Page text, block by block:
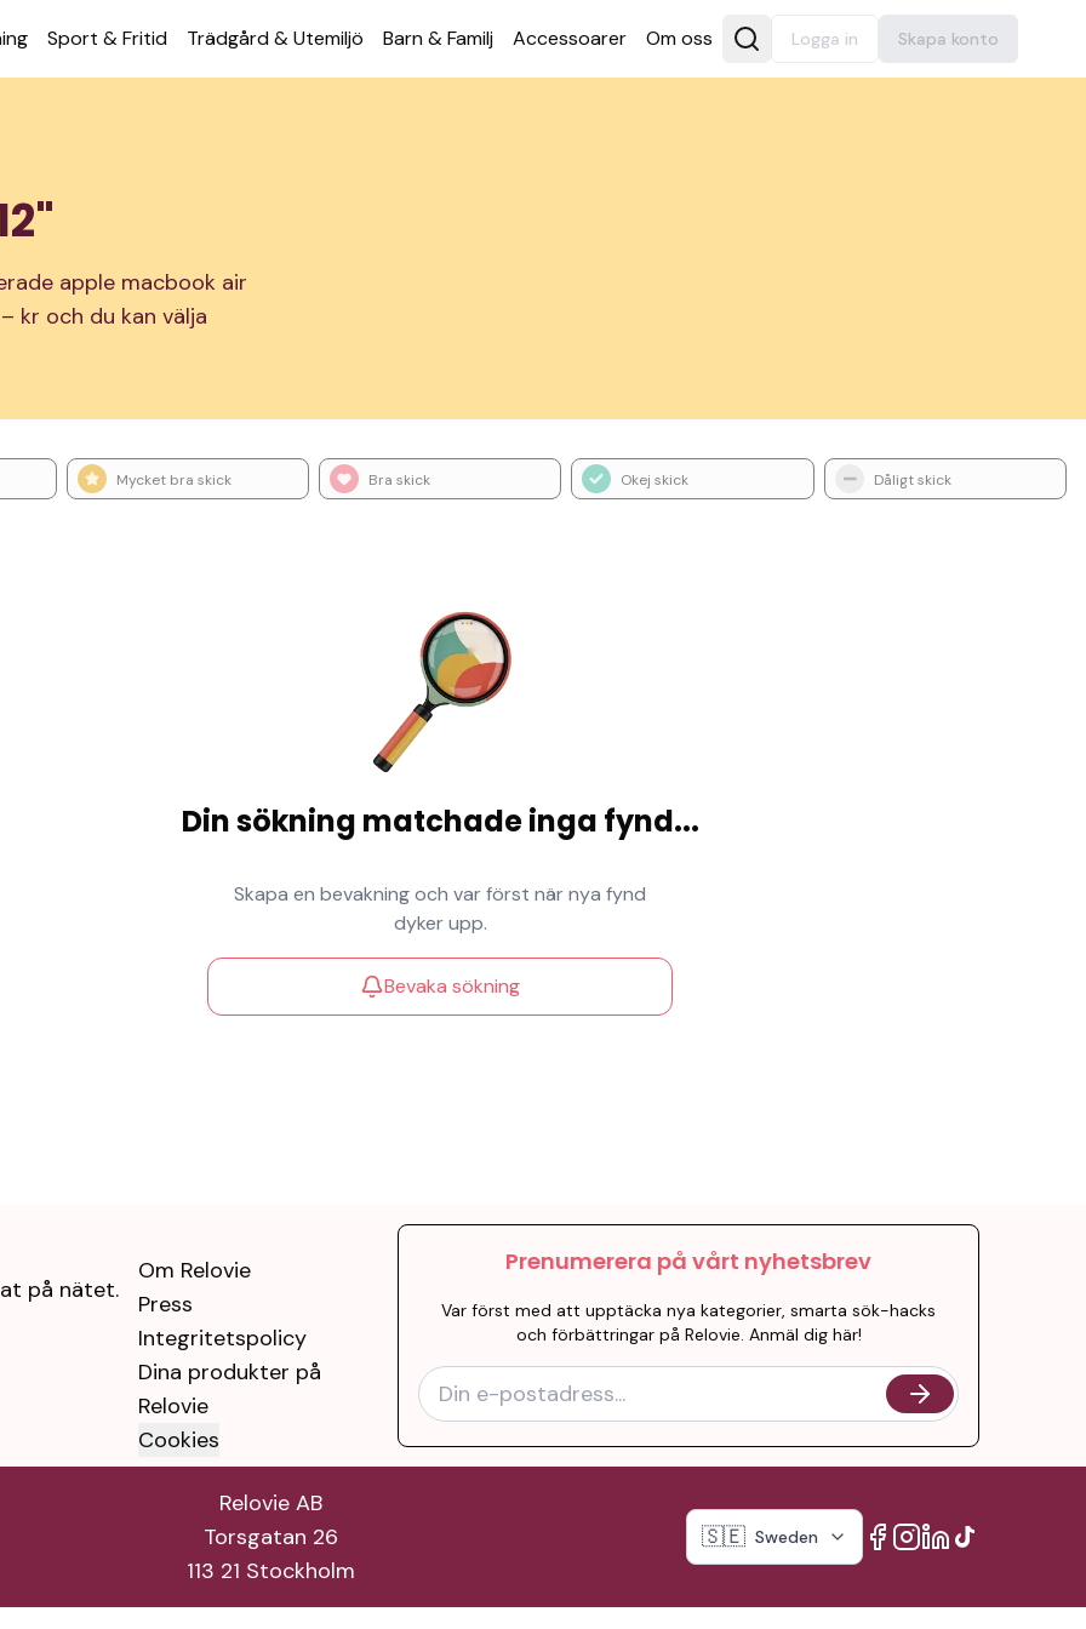
Sport & Fritid Trädgård & Utemiljö Barn & Familj Acces­soarer Om oss Logga in Skapa konto
apple macbook air
kr och du kan välja
Mycket bra skick Bra skick Okej skick Dåligt skick
Din sökning matchade inga fynd...
Skapa en bevakning och var först när nya fynd
dyker upp.
Bevaka sökning
på nätet.
Om Relovie
Press
Integritetspolicy
Dina produkter på
Relovie
Cookies
Prenumerera på vårt nyhetsbrev
Var först med att upptäcka nya kategorier, smarta sök-hacks
och förbättringar på Relovie. Anmäl dig här!
Relovie AB
Torsgatan 26
113 21 Stockholm
🇸🇪 Sweden